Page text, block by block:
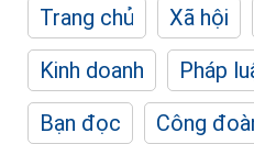
Trang chủ Xã hội
Kinh doanh
Pháp
Bạn đọc
Công